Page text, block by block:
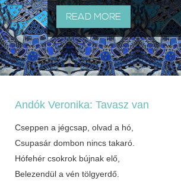
READ MORE
Andók Veronika: Tavasz van
Cseppen a jégcsap, olvad a hó,
Csupasár dombon nincs takaró.
Hófehér csokrok bújnak elő,
Belezendül a vén tölgyerdő.